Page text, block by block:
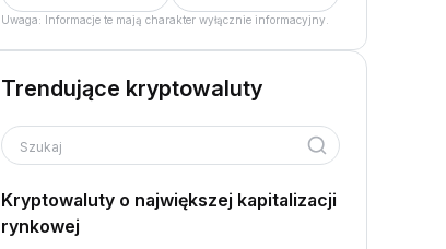
Uwaga: Informacje te mają charakter wyłącznie informacyjny.
Trendujące kryptowaluty
Szukaj
Kryptowaluty o największej kapitalizacji
rynkowej